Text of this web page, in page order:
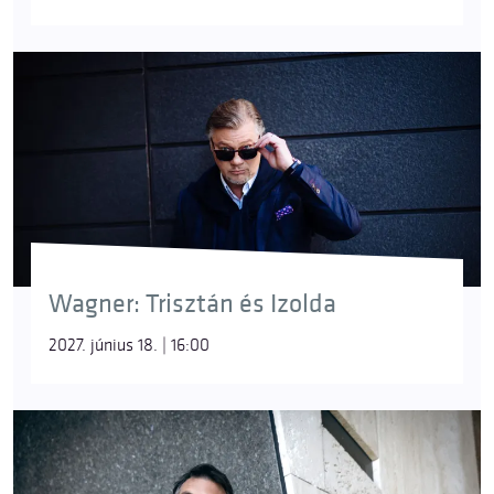
Wagner: Trisztán és Izolda
2027. június 18. | 16:00